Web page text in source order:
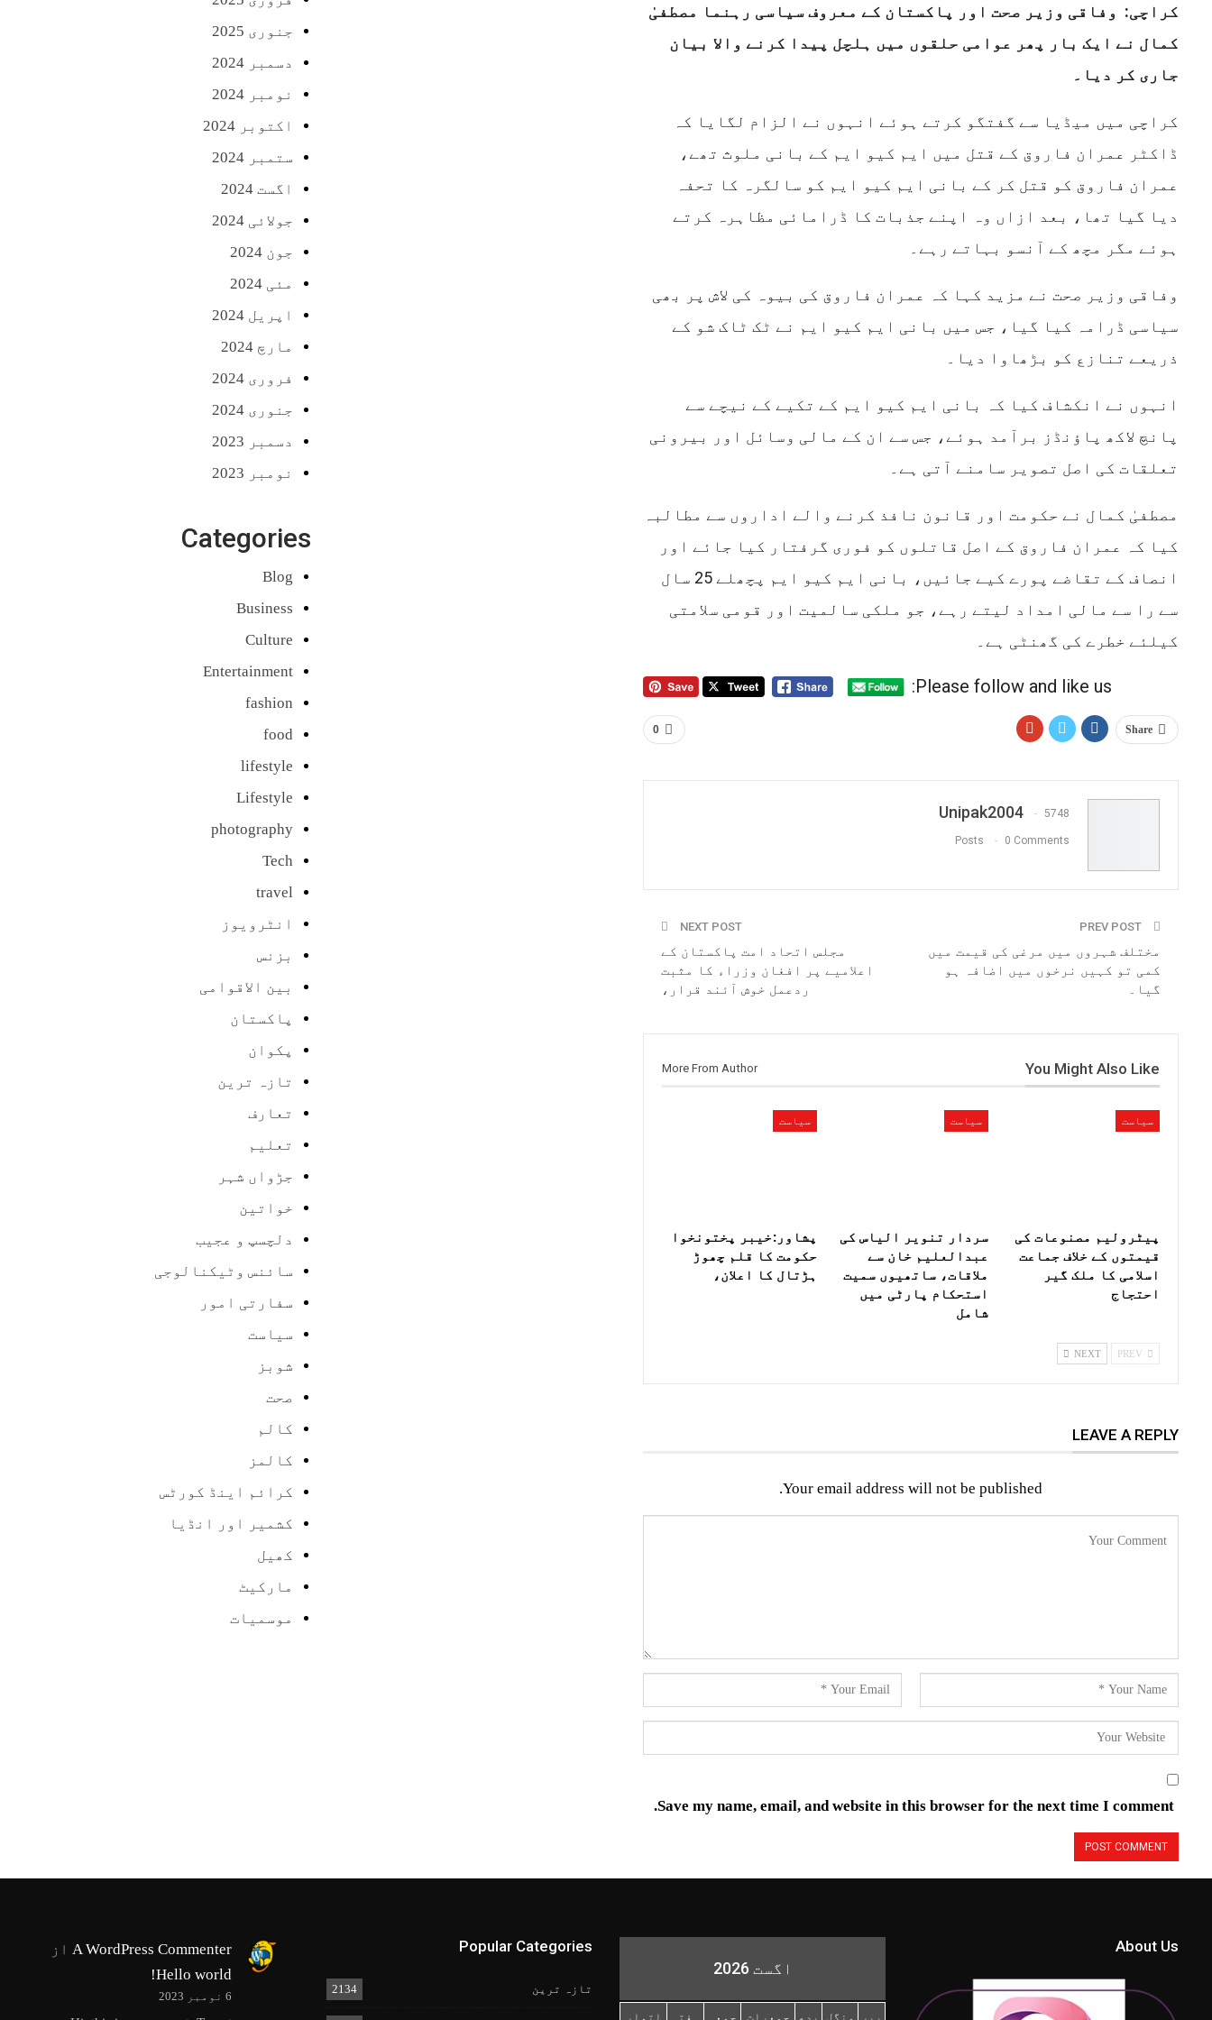
کراچی: وفاقی وزیر صحت اور پاکستان کے معروف سیاسی رہنما مصطفیٰ
کمال نے ایک بار پھر عوامی حلقوں میں ہلچل پیدا کرنے والا بیان
جاری کر دیا۔
کراچی میں میڈیا سے گفتگو کرتے ہوئے انہوں نے الزام لگایا کہ
ڈاکٹر عمران فاروق کے قتل میں ایم کیو ایم کے بانی ملوث تھے،
عمران فاروق کو قتل کر کے بانی ایم کیو ایم کو سالگرہ کا تحفہ
دیا گیا تھا، بعد ازاں وہ اپنے جذبات کا ڈرامائی مظاہرہ کرتے
ہوئے مگر مچھ کے آنسو بہاتے رہے۔
وفاقی وزیر صحت نے مزید کہا کہ عمران فاروق کی بیوہ کی لاش پر بھی
سیاسی ڈرامہ کیا گیا، جس میں بانی ایم کیو ایم نے ٹک ٹاک شو کے
ذریعے تنازع کو بڑھاوا دیا۔
انہوں نے انکشاف کیا کہ بانی ایم کیو ایم کے تکیے کے نیچے سے
پانچ لاکھ پاؤنڈز برآمد ہوئے، جس سے ان کے مالی وسائل اور بیرونی
تعلقات کی اصل تصویر سامنے آتی ہے۔
مصطفیٰ کمال نے حکومت اور قانون نافذ کرنے والے اداروں سے مطالبہ
کیا کہ عمران فاروق کے اصل قاتلوں کو فوری گرفتار کیا جائے اور
انصاف کے تقاضے پورے کیے جائیں، بانی ایم کیو ایم پچھلے 25 سال
سے را سے مالی امداد لیتے رہے، جو ملکی سالمیت اور قومی سلامتی
کیلئے خطرے کی گھنٹی ہے۔
Please follow and like us:
0 Share
Unipak2004 5748
Posts 0 Comments
مختلف شہروں میں مرغی کی قیمت میں
کمی تو کہیں نرخوں میں اضافہ ہو
گیا۔
NEXT POST
مجلس اتحاد امت پاکستان کے
اعلامیے پر افغان وزراء کا مثبت
ردعمل خوش آئند قرار،
You Might Also Like
More From Author
سیاست
پیٹرولیم مصنوعات کی
قیمتوں کے خلاف جماعت
اسلامی کا ملک گیر
احتجاج
سیاست
سردار تنویر الیاس کی
عبدالعلیم خان سے
ملاقات، ساتھیوں سمیت
استحکام پارٹی میں
شامل
سیاست
پشاور:خیبر پختونخوا
حکومت کا قلم چھوڑ
ہڑتال کا اعلان،
NEXT
LEAVE A REPLY
Your email address will not be published.
Save my name, email, and website in this browser for the next time I comment.
جنوری 2025
دسمبر 2024
نومبر 2024
اکتوبر 2024
ستمبر 2024
اگست 2024
جولائی 2024
جون 2024
مئی 2024
اپریل 2024
مارچ 2024
فروری 2024
جنوری 2024
دسمبر 2023
نومبر 2023
Categories
Blog
Business
Culture
Entertainment
fashion
food
lifestyle
Lifestyle
photography
Tech
travel
انٹرویوز
بزنس
بین الاقوامی
پاکستان
پکوان
تازہ ترین
تعارف
تعلیم
جڑواں شہر
خواتین
دلچسپ و عجیب
سائنس وٹیکنالوجی
سفارتی امور
سیاست
شوبز
صحت
کالم
کالمز
کرائم اینڈ کورٹس
کشمیر اور انڈیا
کھیل
مارکیٹ
موسمیات
About Us
اگست 2026
پیر منگل بدھ جمعرات جمعہ ہفتہ اتوار
Popular Categories
تازہ ترین 2134
A WordPress Commenter از
Hello world!
6 نومبر 2023